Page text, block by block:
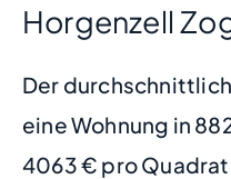
Horgenzell
Der
eine Wohnung in
4063 € pro